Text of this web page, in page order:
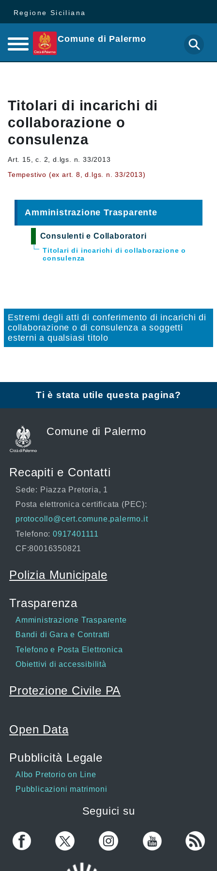
Regione Siciliana
Comune di Palermo
Titolari di incarichi di
collaborazione o
consulenza
Art. 15, c. 2, d.lgs. n. 33/2013
Tempestivo (ex art. 8, d.lgs. n. 33/2013)
Amministrazione Trasparente
Consulenti e Collaboratori
Titolari di incarichi di collaborazione o
consulenza
Estremi degli atti di conferimento di incarichi di
collaborazione o di consulenza a soggetti
esterni a qualsiasi titolo
Ti è stata utile questa pagina?
Comune di Palermo
Recapiti e Contatti
Sede: Piazza Pretoria, 1
Posta elettronica certificata (PEC):
protocollo@cert.comune.palermo.it
Telefono: 0917401111
CF:80016350821
Polizia Municipale
Trasparenza
Amministrazione Trasparente
Bandi di Gara e Contratti
Telefono e Posta Elettronica
Obiettivi di accessibilità
Protezione Civile PA
Open Data
Pubblicità Legale
Albo Pretorio on Line
Pubblicazioni matrimoni
Seguici su